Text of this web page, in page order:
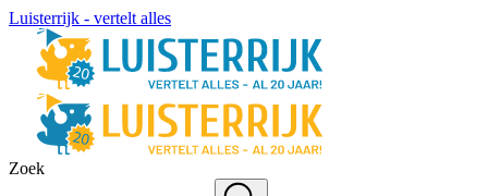
Luisterrijk - vertelt alles
Zoek